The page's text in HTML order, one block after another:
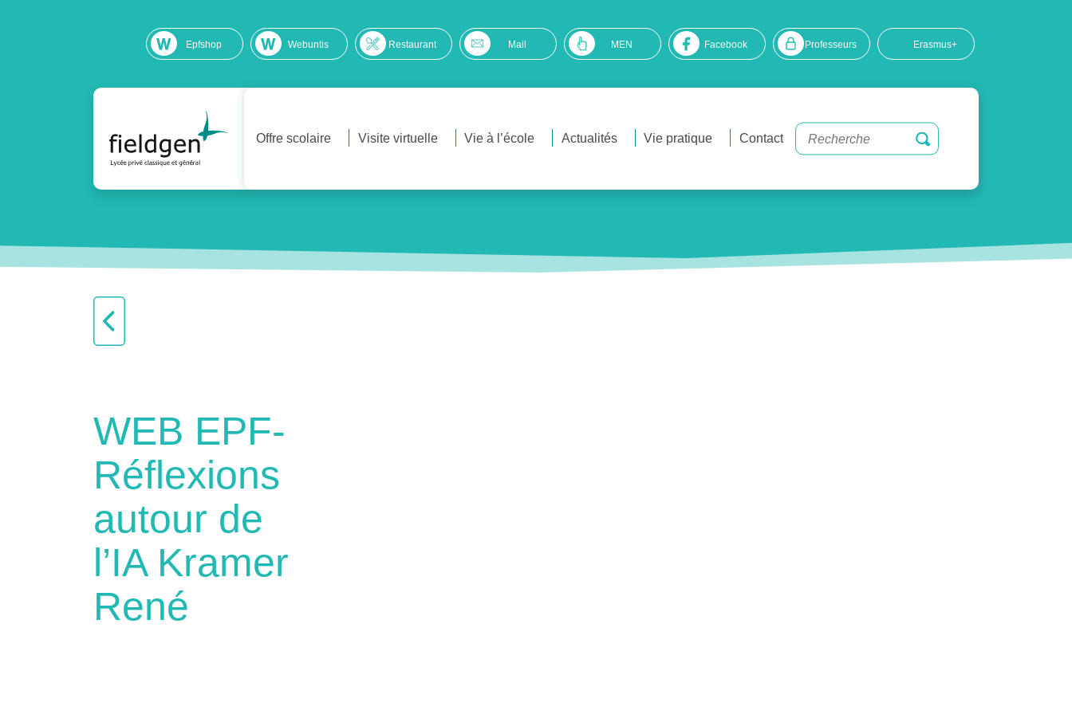
Epfshop Webuntis Restaurant Mail MEN Facebook Professeurs Erasmus+
Offre scolaire Visite virtuelle Vie à l’école Actualités Vie pratique Contact
WEB EPF-
Réflexions
autour de
l’IA Kramer
René